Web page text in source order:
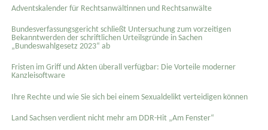
Adventskalender für Rechtsanwältinnen und Rechtsanwälte
Bundesverfassungsgericht schließt Untersuchung zum vorzeitigen
Bekanntwerden der schriftlichen Urteilsgründe in Sachen
„Bundeswahlgesetz 2023“ ab
Fristen im Griff und Akten überall verfügbar: Die Vorteile moderner
Kanzleisoftware
Ihre Rechte und wie Sie sich bei einem Sexual­delikt verteidigen können
Land Sachsen verdient nicht mehr am DDR-Hit „Am Fenster“